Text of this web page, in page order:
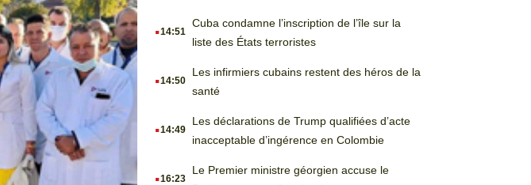
.14:51
Cuba condamne l’inscription de l’île sur la
liste des États terroristes
.14:50
Les infirmiers cubains restent des héros de la
santé
.14:49
Les déclarations de Trump qualifiées d’acte
inacceptable d’ingérence en Colombie
.16:23
Le Premier ministre géorgien accuse le